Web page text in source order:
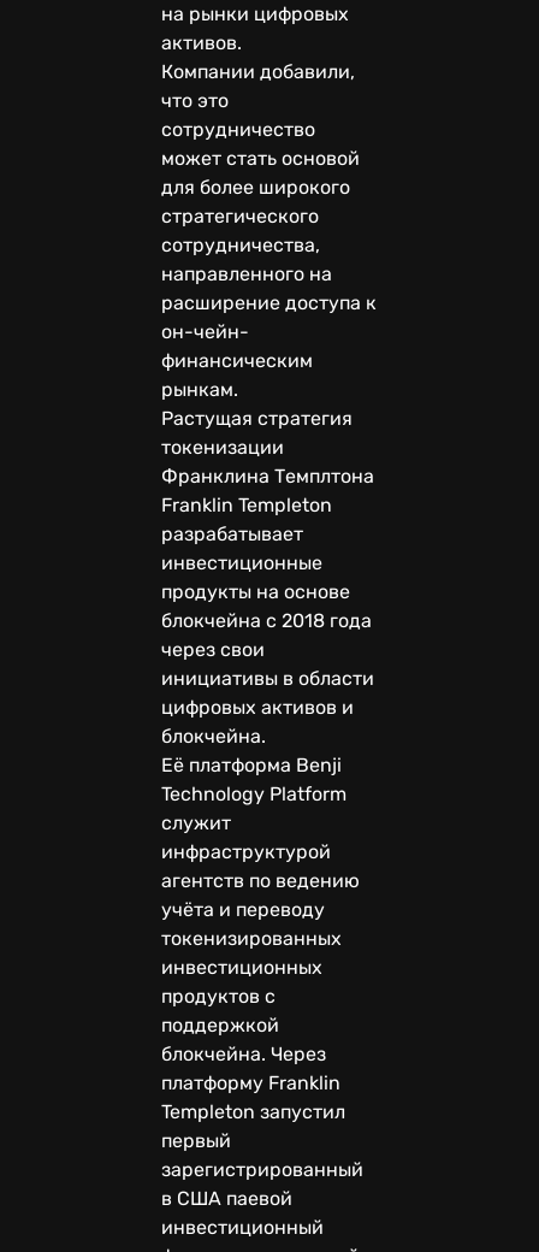
на рынки цифровых
активов.
Компании добавили,
что это
сотрудничество
может стать основой
для более широкого
стратегического
сотрудничества,
направленного на
расширение доступа к
он-чейн-
финансическим
рынкам.
Растущая стратегия
токенизации
Франклина Темплтона
Franklin Templeton
разрабатывает
инвестиционные
продукты на основе
блокчейна с 2018 года
через свои
инициативы в области
цифровых активов и
блокчейна.
Её платформа Benji
Technology Platform
служит
инфраструктурой
агентств по ведению
учёта и переводу
токенизированных
инвестиционных
продуктов с
поддержкой
блокчейна. Через
платформу Franklin
Templeton запустил
первый
зарегистрированный
в США паевой
инвестиционный